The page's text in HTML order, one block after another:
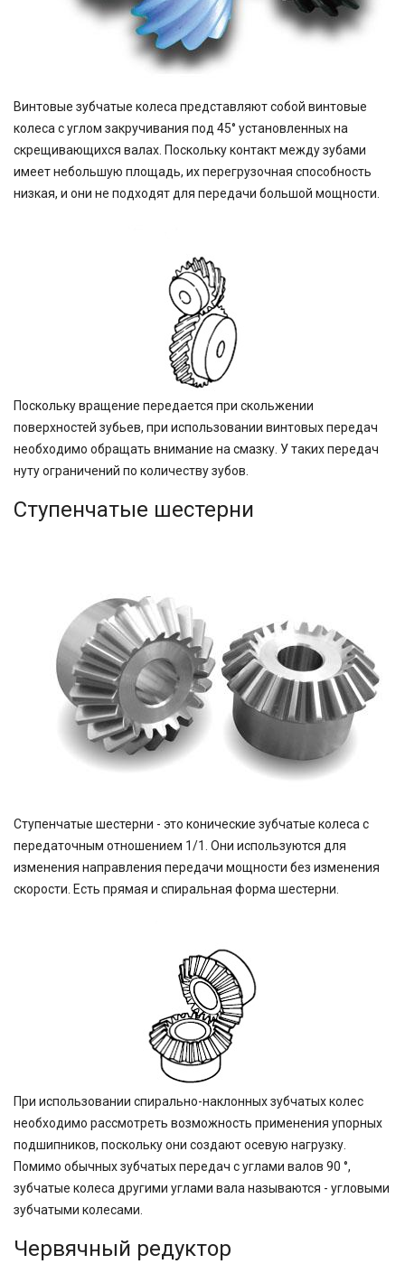
Винтовые зубчатые колеса представляют собой винтовые
колеса с углом закручивания под 45° установленных на
скрещивающихся валах. Поскольку контакт между зубами
имеет небольшую площадь, их перегрузочная способность
низкая, и они не подходят для передачи большой мощности.
Поскольку вращение передается при скольжении
поверхностей зубьев, при использовании винтовых передач
необходимо обращать внимание на смазку. У таких передач
нуту ограничений по количеству зубов.
Ступенчатые шестерни
Ступенчатые шестерни - это конические зубчатые колеса с
передаточным отношением 1/1. Они используются для
изменения направления передачи мощности без изменения
скорости. Есть прямая и спиральная форма шестерни.
При использовании спирально-наклонных зубчатых колес
необходимо рассмотреть возможность применения упорных
подшипников, поскольку они создают осевую нагрузку.
Помимо обычных зубчатых передач с углами валов 90 °,
зубчатые колеса другими углами вала называются - угловыми
зубчатыми колесами.
Червячный редуктор